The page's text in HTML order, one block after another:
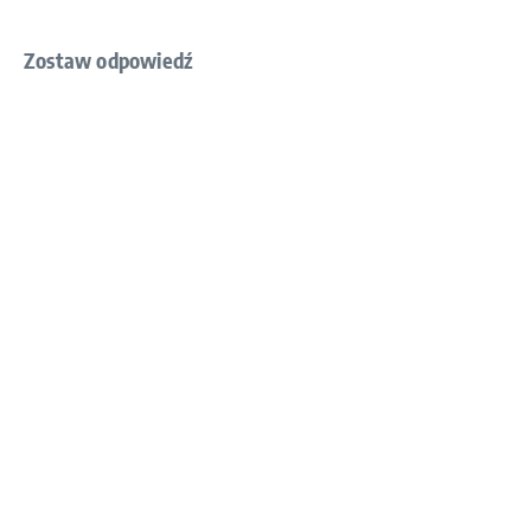
Zostaw odpowiedź